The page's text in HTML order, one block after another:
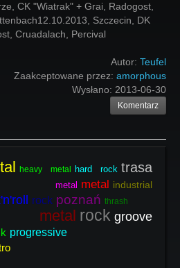
CK "Wiatrak" + Grai, Radogost,
Szczecin, DK
Cruadalach, Percival
Autor: Teufel
Zaakceptowane przez: amorphous
Wysłano: 2013-06-30
Komentarz
heavy metal hard rock trasa
metal metal industrial
rock poznań thrash
rock groove
progressive